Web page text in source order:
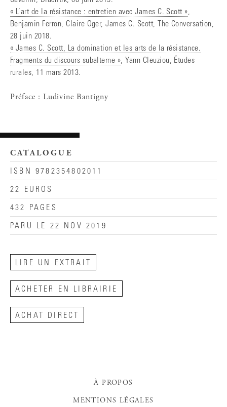
« L’art de la résistance : entretien avec James C. Scott »,
Benjamin Ferron, Claire Oger, James C. Scott, The Conversation,
28 juin 2018.
« James C. Scott, La domination et les arts de la résistance.
Fragments du discours subalterne », Yann Cleuziou, Études
rurales, 11 mars 2013.
Préface : Ludivine Bantigny
CATALOGUE
ISBN 9782354802011
22 EUROS
432 PAGES
PARU LE 22 NOV 2019
LIRE UN EXTRAIT
ACHETER EN LIBRAIRIE
ACHAT DIRECT
À PROPOS
MENTIONS LÉGALES